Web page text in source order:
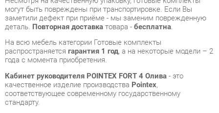
На всю мебель категории Готовые комплекты
распространяетсягарантия 1 год, а на некоторые модели – 2
года с момента приобретения.
Кабинет руководителя POINTEX FORT 4 Олива
качественное изделие производстваPointex,
соответствующее современному государственному
стандарту.
Надеемся, вы останетесь довольны вашим приобретением, и
будем рады, если вы оставите отзыв об опыте его
использования, который поможет сориентироваться нашим
будущим покупателям.